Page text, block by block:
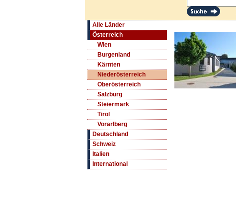
Alle Länder
Österreich
Wien
Burgenland
Kärnten
Niederösterreich
Oberösterreich
Salzburg
Steiermark
Tirol
Vorarlberg
Deutschland
Schweiz
Italien
International